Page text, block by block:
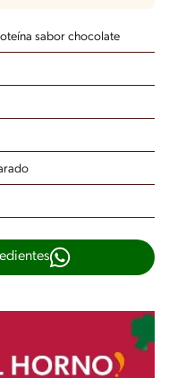
sabor chocolate